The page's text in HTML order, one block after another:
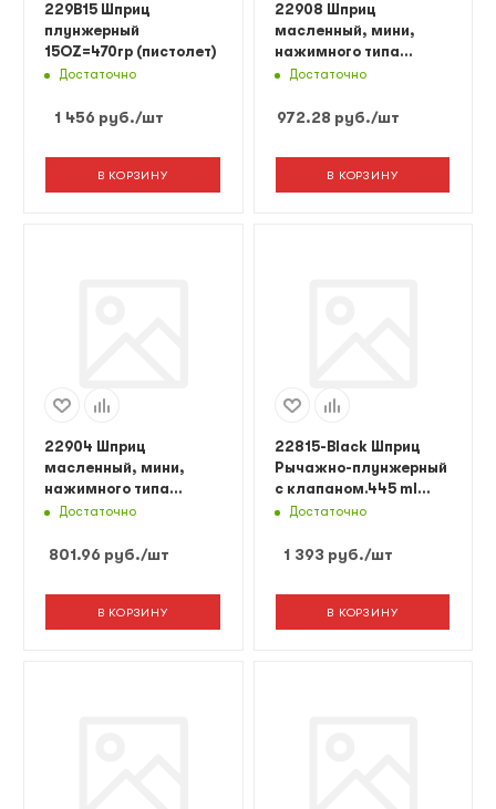
229B15 Шприц
плунжерный
15OZ=470гр (пистолет)
Достаточно
1 456 руб./шт
В КОРЗИНУ
22908 Шприц
масленный, мини,
нажимного типа
8OZ=250гр
Достаточно
972.28 руб./шт
В КОРЗИНУ
22904 Шприц
масленный, мини,
нажимного типа
4OZ=125гр
Достаточно
801.96 руб./шт
В КОРЗИНУ
22815-Black Шприц
Рычажно-плунжерный
с клапаном.445 ml
(черный)
Достаточно
1 393 руб./шт
В КОРЗИНУ